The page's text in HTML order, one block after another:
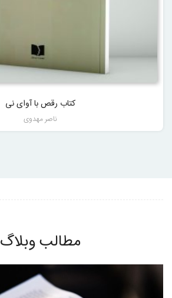
کتاب رقص با آوای نی
ناصر مهدوی
مطالب وبلاگ